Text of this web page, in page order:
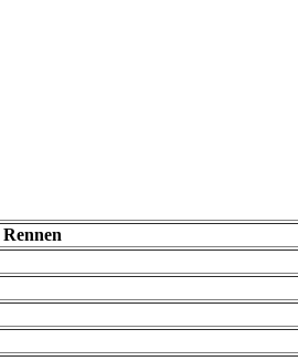
Rennen